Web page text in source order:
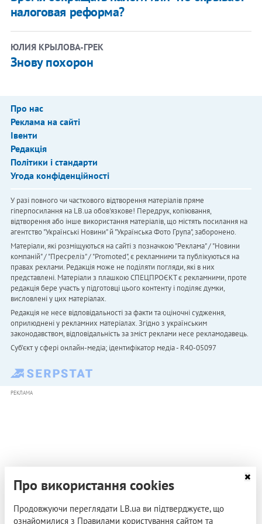
налоговая реформа?
ЮЛИЯ КРЫЛОВА-ГРЕК
Знову похорон
Про нас
Реклама на сайті
Івенти
Редакція
Політики і стандарти
Угода конфіденційності
У разі повного чи часткового відтворення матеріалів пряме
гіперпосилання на LB.ua обов'язкове! Передрук, копіювання,
відтворення або інше використання матеріалів, що містять посилання на
агентство "Українськi Новини" й "Українська Фото Група", заборонено.
Матеріали, які розміщуються на сайті з позначкою "Реклама" / "Новини
компаній" / "Пресреліз" / "Promoted", є рекламними та публікуються на
правах реклами. Редакція може не поділяти погляди, які в них
представлені. Матеріали з плашкою СПЕЦПРОЄКТ є рекламними, проте
редакція бере участь у підготовці цього контенту і поділяє думки,
висловлені у цих матеріалах.
Редакція не несе відповідальності за факти та оціночні судження,
оприлюднені у рекламних матеріалах. Згідно з українським
законодавством, відповідальність за зміст реклами несе рекламодавець.
Cуб'єкт у сфері онлайн-медіа; ідентифікатор медіа - R40-05097
РЕКЛАМА
Про використання cookies
Продовжуючи переглядати LB.ua ви підтверджуєте, що
ознайомилися з Правилами користування сайтом та